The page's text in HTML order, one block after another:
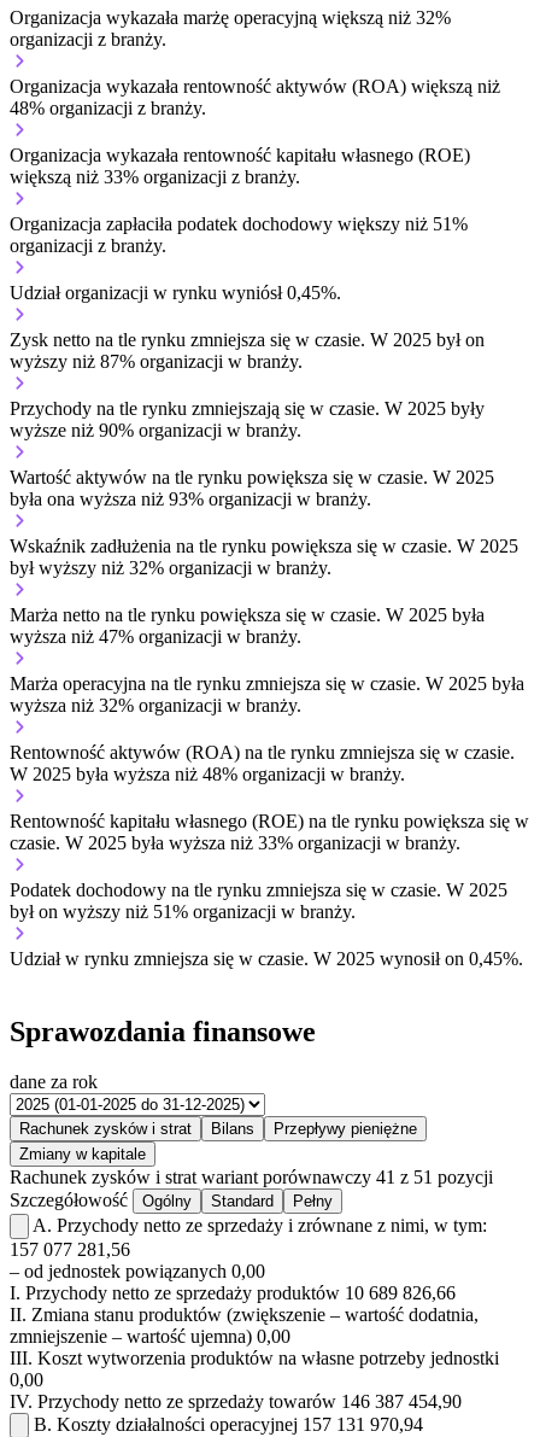
Organizacja wykazała marżę operacyjną większą niż 32%
organizacji z branży.
Organizacja wykazała rentowność aktywów (ROA) większą niż
48% organizacji z branży.
Organizacja wykazała rentowność kapitału własnego (ROE)
większą niż 33% organizacji z branży.
Organizacja zapłaciła podatek dochodowy większy niż 51%
organizacji z branży.
Udział organizacji w rynku wyniósł 0,45%.
Zysk netto na tle rynku zmniejsza się w czasie. W 2025 był on
wyższy niż 87% organizacji w branży.
Przychody na tle rynku zmniejszają się w czasie. W 2025 były
wyższe niż 90% organizacji w branży.
Wartość aktywów na tle rynku powiększa się w czasie. W 2025
była ona wyższa niż 93% organizacji w branży.
Wskaźnik zadłużenia na tle rynku powiększa się w czasie. W 2025
był wyższy niż 32% organizacji w branży.
Marża netto na tle rynku powiększa się w czasie. W 2025 była
wyższa niż 47% organizacji w branży.
Marża operacyjna na tle rynku zmniejsza się w czasie. W 2025 była
wyższa niż 32% organizacji w branży.
Rentowność aktywów (ROA) na tle rynku zmniejsza się w czasie.
W 2025 była wyższa niż 48% organizacji w branży.
Rentowność kapitału własnego (ROE) na tle rynku powiększa się w
czasie. W 2025 była wyższa niż 33% organizacji w branży.
Podatek dochodowy na tle rynku zmniejsza się w czasie. W 2025
był on wyższy niż 51% organizacji w branży.
Udział w rynku zmniejsza się w czasie. W 2025 wynosił on 0,45%.
Sprawozdania finansowe
dane za rok
Rachunek zysków i strat Bilans
Przepływy pieniężne
Zmiany w kapitale
Rachunek zysków i strat wariant porównawczy 41 z 51 pozycji
Szczegółowość
Ogólny Standard Pełny
A. Przychody netto ze sprzedaży i zrównane z nimi, w tym:
157 077 281,56
– od jednostek powiązanych 0,00
I. Przychody netto ze sprzedaży produktów 10 689 826,66
II. Zmiana stanu produktów (zwiększenie – wartość dodatnia,
zmniejszenie – wartość ujemna) 0,00
III. Koszt wytworzenia produktów na własne potrzeby jednostki
0,00
IV. Przychody netto ze sprzedaży towarów 146 387 454,90
B. Koszty działalności operacyjnej 157 131 970,94